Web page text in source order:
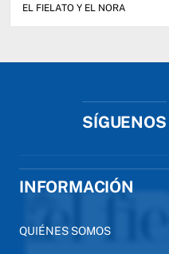
EL FIELATO Y EL NORA
SÍGUENOS
INFORMACIÓN
QUIÉNES SOMOS